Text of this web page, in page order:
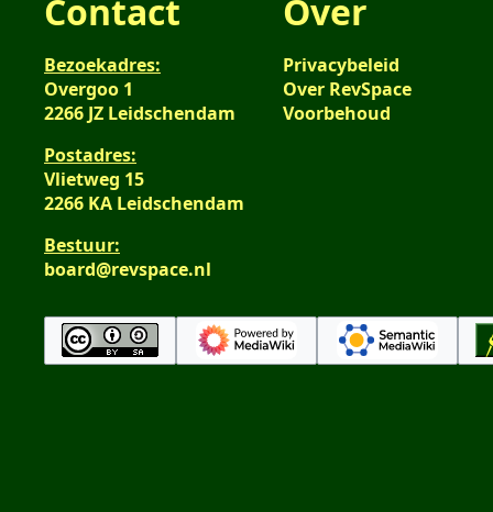
Contact
Bezoekadres:
Overgoo 1
2266 JZ Leidschendam
Postadres:
Vlietweg 15
2266 KA Leidschendam
Bestuur:
board@revspace.nl
Over
Privacybeleid
Over RevSpace
Voorbehoud